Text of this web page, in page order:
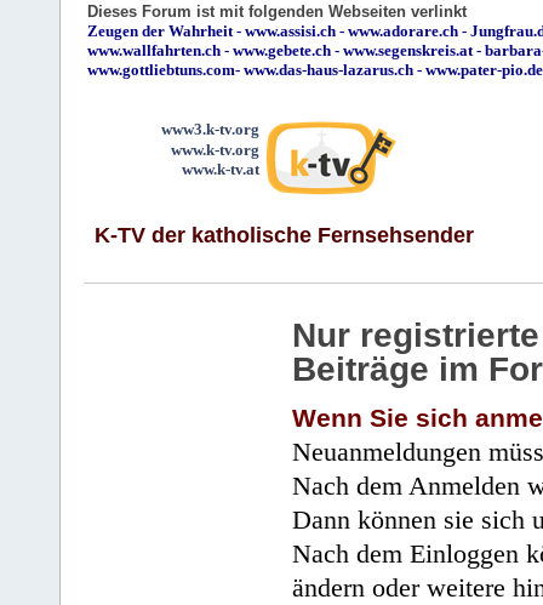
Dieses Forum ist mit folgenden Webseiten verlinkt
Zeugen der Wahrheit - www.assisi.ch - www.adorare.ch -
www.wallfahrten.ch - www.gebete.ch - www.segenskreis.at -
www.gottliebtuns.com- www.das-haus-lazarus.ch - www.pater-pio.de
www3.k-tv.org
www.k-tv.org
www.k-tv.at
K-TV der katholische Fernsehsender
Nur
Beiträge im
Wenn Sie sich
Neuanmeldungen
Nach dem Anmelden
Dann können sie sich
Nach dem Einloggen
ändern oder weitere